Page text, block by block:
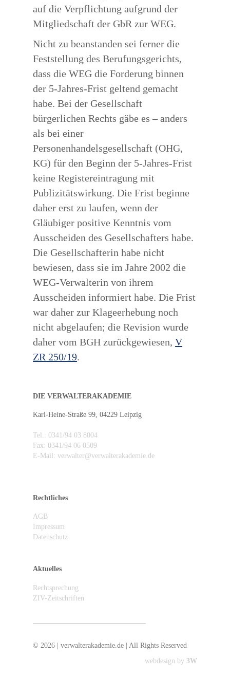
auf die Verpflichtung aufgrund der
Mitgliedschaft der GbR zur WEG.
Nicht zu beanstanden sei ferner die
Feststellung des Berufungsgerichts,
dass die WEG die Forderung binnen
der 5-Jahres-Frist geltend gemacht
habe. Bei der Gesellschaft
bürgerlichen Rechts gäbe es – anders
als bei einer
Personenhandelsgesellschaft (OHG,
KG) für den Beginn der 5-Jahres-Frist
keine Registereintragung mit
Publizitätswirkung. Die Frist beginne
daher erst zu laufen, wenn der
Gläubiger positive Kenntnis vom
Ausscheiden des Gesellschafters habe.
Die Gesellschafterin habe nicht
bewiesen, dass sie im Jahre 2002 die
WEG-Verwalterin von ihrem
Ausscheiden informiert habe. Die Frist
war daher zur Klageerhebung noch
nicht abgelaufen; die Revision wurde
daher vom BGH zurückgewiesen,V
ZR 250/19.
DIE VERWALTERAKADEMIE
Karl-Heine-Straße 99, 04229 Leipzig
Tel.: 0341/94 03 8004
Fax: 0341/94 06 0509
E-Mail: verwalter@verwalterakademie.de
Rechtliches
AGB
Impressum
Datenschutz
Aktuelles
Rechtsprechung
ZIV-Zeitschriften
© 2026 | verwalterakademie.de | All Rights Reserved
webdesign by 3W